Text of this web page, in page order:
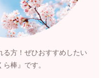
方！ぜひおすすめしたい
棒』です。